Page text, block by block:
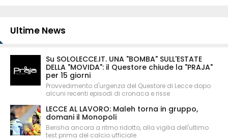
Ultime News
Su SOLOLECCE.IT. UNA "BOMBA" SULL'ESTATE
DELLA "MOVIDA": il Questore chiude la "PRAJA"
per 15 giorni
Provvedimento d'urgenza del Questore di Lecce dopo
alcuni recenti episodi di cronaca e risse
LECCE AL LAVORO: Maleh torna in gruppo,
domani il Monopoli
Berisha ancora a ritmo ridotto, alla vigilia dell'ultimo
test prima del calcio ufficiale